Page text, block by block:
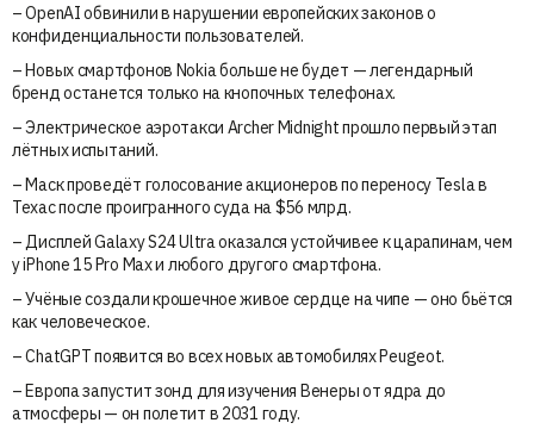
– OpenAI обвинили в нарушении европейских законов о
конфиденциальности пользователей.
– Новых смартфонов Nokia больше не будет — легендарный
бренд останется только на кнопочных телефонах.
– Электрическое аэротакси Archer Midnight прошло первый этап
лётных испытаний.
– Маск проведёт голосование акционеров по переносу Tesla в
Техас после проигранного суда на $56 млрд.
– Дисплей Galaxy S24 Ultra оказался устойчивее к царапинам, чем
у iPhone 15 Pro Max и любого другого смартфона.
– Учёные создали крошечное живое сердце на чипе — оно бьётся
как человеческое.
– ChatGPT появится во всех новых автомобилях Peugeot.
– Европа запустит зонд для изучения Венеры от ядра до
атмосферы — он полетит в 2031 году.